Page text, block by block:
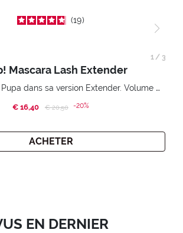
19
Mascara Lash Extender
Le mascara de Pupa dans sa version Extender. Volume extension 3D. Des cils amplifiés et liftés à l’infini.
€ 16,40 Price reduced from
€ 20,50to-20%
ACHETER
1/ 3
EN DERNIER